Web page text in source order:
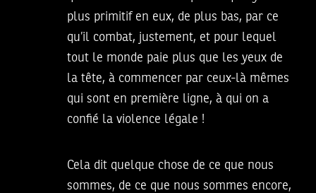
plus primitif en eux, de plus bas, par ce
qu’il combat, justement, et pour lequel
tout le monde paie plus que les yeux de
la tête, à commencer par ceux-là mêmes
qui sont en première ligne, à qui on a
confié la violence légale !
Cela dit quelque chose de ce que nous
sommes, de ce que nous sommes encore,